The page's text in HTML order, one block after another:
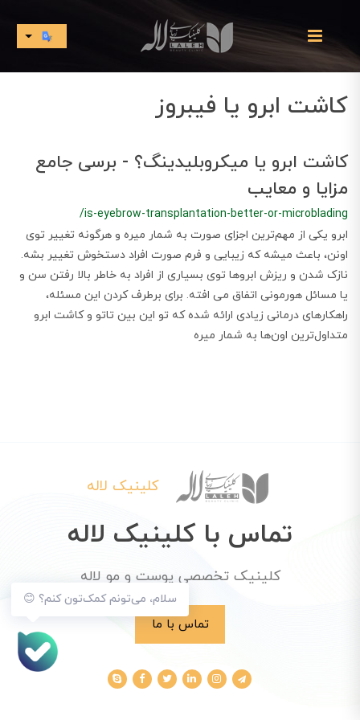
کاشت ابرو یا فیبروز
کاشت ابرو یا میکروبلیدینگ؟ - برسی جامع
مزایا و معایب
/is-eyebrow-transplantation-better-or-microblading
ابرو یکی از مهم‌ترین اجزای صورت به شمار میره و هرگونه تغییر توی
اونن، باعث میشه که زیبایی و فرم صورت افراد دستخوش تغییر بشه.
نازک شدن و ریزش ابروها توی بسیاری از افراد به خاطر بالا رفتن سن و
یا مسائل هورمونی اتفاق می افته. برای برطرف کردن این مسئله،
راهکارهای درمانی زیادی ارائه شده که تو این بین تاتو و کاشت ابرو
متداول‌ترین اون‌ها به شمار میره
سلام، می‌تونم کمک‌تون کنم؟ 😊
کلینیک لاله
تماس با کلینیک لاله
کلینیک تخصصی پوست و مو لاله
تماس با ما